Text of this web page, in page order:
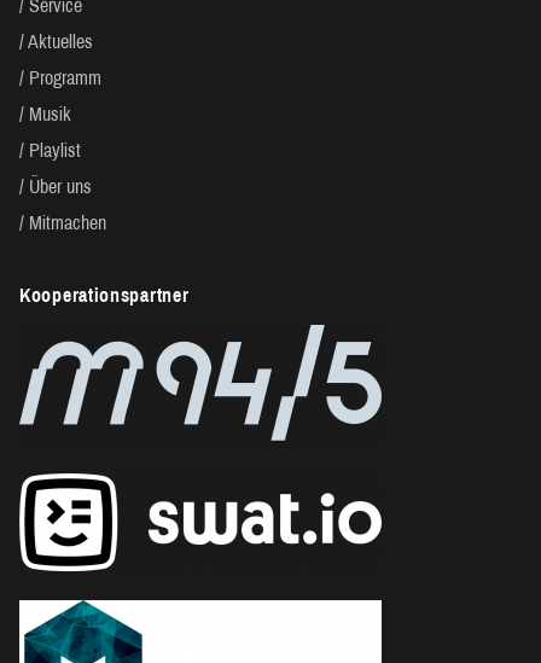
Service
Aktuelles
Programm
Musik
Playlist
Über uns
Mitmachen
Kooperationspartner